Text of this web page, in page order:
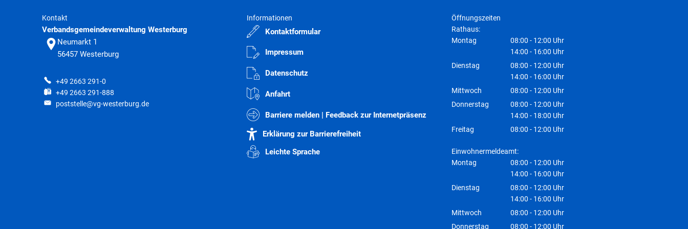
Elektronische Dokumente / Widersprüche
Aktuelle Förderungen
Sonstige Formulare & Anträge
Terminvergabe
Kontakt
Verbandsgemeindeverwaltung Westerburg
Neumarkt 1
56457 Westerburg
+49 2663 291-0
+49 2663 291-888
poststelle@vg-westerburg.de
Informationen
Kontaktformular
Impressum
Datenschutz
Anfahrt
Barriere melden | Feedback zur Internetpräsenz
Erklärung zur Barrierefreiheit
Leichte Sprache
Öffnungszeiten
Rathaus:
Montag
08:00 - 12:00 Uhr
Von 08:00 bis 12:00 Uhr
14:00 - 16:00 Uhr
Von 14:00 bis 16:00 Uhr
Dienstag 08:00 - 12:00 Uhr
Von 08:00 bis 12:00 Uhr
14:00 - 16:00 Uhr
Von 14:00 bis 16:00 Uhr
Mittwoch 08:00 - 12:00 Uhr
Von 08:00 bis 12:00 Uhr
Donnerstag 08:00 - 12:00 Uhr
Von 08:00 bis 12:00 Uhr
14:00 - 18:00 Uhr
Von 14:00 bis 18:00 Uhr
Freitag 08:00 - 12:00 Uhr
Einwohnermeldeamt:
Montag
08:00 - 12:00 Uhr
Von 08:00 bis 12:00 Uhr
14:00 - 16:00 Uhr
Von 14:00 bis 16:00 Uhr
Dienstag 08:00 - 12:00 Uhr
Von 08:00 bis 12:00 Uhr
14:00 - 16:00 Uhr
Von 14:00 bis 16:00 Uhr
Mittwoch 08:00 - 12:00 Uhr
Von 08:00 bis 12:00 Uhr
Donnerstag 08:00 - 12:00 Uhr